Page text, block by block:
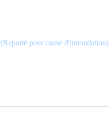
(Reporté pour cause d'innondation)